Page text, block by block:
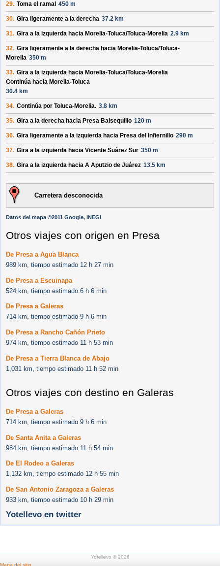
29. Toma el ramal 450 m
30. Gira ligeramente a la derecha 37.2 km
31. Gira a la izquierda hacia Morelia-Toluca/Toluca-Morelia 2.9 km
32. Gira ligeramente a la derecha hacia Morelia-Toluca/Toluca-
Morelia 350 m
33. Gira a la izquierda hacia Morelia-Toluca/Toluca-Morelia
Continúa hacia Morelia-Toluca
30.4 km
34. Continúa por Toluca-Morelia. 3.8 km
35. Gira a la derecha hacia Presa Balsequillo 120 m
36. Gira ligeramente a la izquierda hacia Presa del Infiernillo 290 m
37. Gira a la izquierda hacia Vicente Suárez Sur 350 m
38. Gira a la izquierda hacia A Aputzio de Juárez 13.5 km
Carretera desconocida
Datos del mapa ©2011 Google, INEGI
Otros viajes con origen en Presa
De Presa a Agua Blanca
989 km, tiempo estimado 12 h 27 min
De Presa a Escuinapa
524 km, tiempo estimado 6 h 6 min
De Presa a Galeras
714 km, tiempo estimado 9 h 6 min
De Presa a Rancho Cañón Prieto
974 km, tiempo estimado 11 h 53 min
De Presa a Tierra Blanca de Abajo
1,031 km, tiempo estimado 11 h 52 min
Otros viajes con destino en Galeras
De Presa a Galeras
714 km, tiempo estimado 9 h 6 min
De Santa Anita a Galeras
984 km, tiempo estimado 11 h 54 min
De El Rodeo a Galeras
1,132 km, tiempo estimado 12 h 55 min
De San Antonio Zaragoza a Galeras
933 km, tiempo estimado 10 h 29 min
Yotellevo en twitter
Yotellevo © 2026